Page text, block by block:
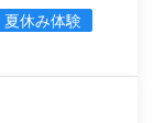
夏休み体験